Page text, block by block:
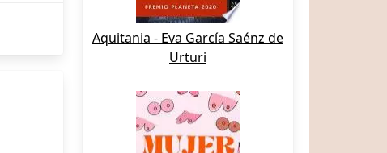
Aquitania - Eva García Saénz de
Urturi